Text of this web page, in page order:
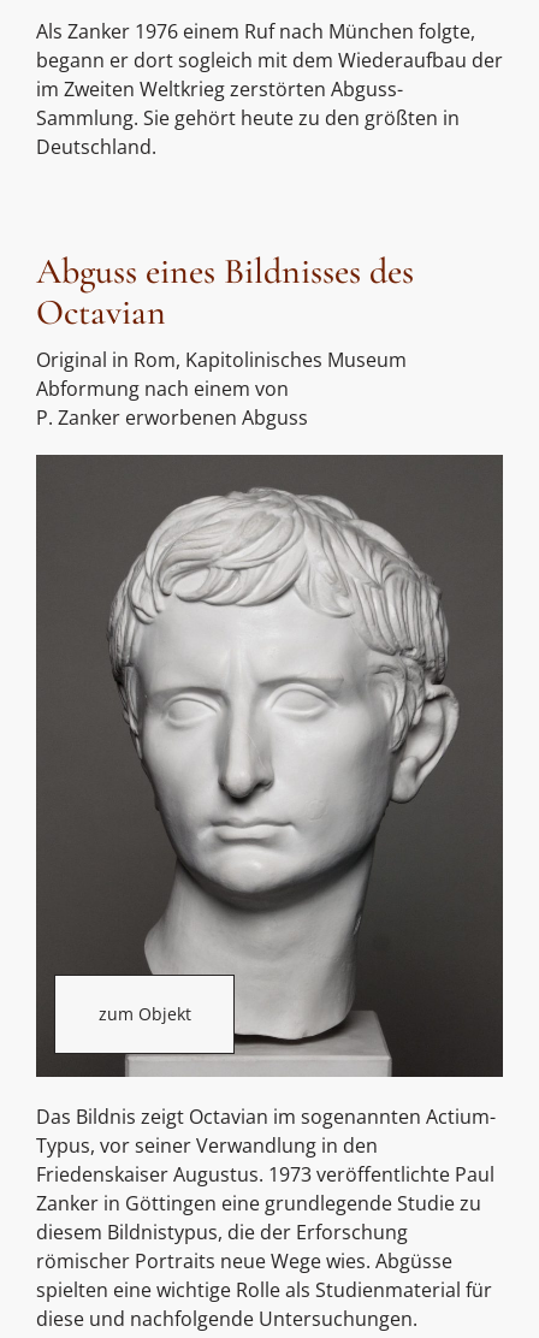
Als Zanker 1976 einem Ruf nach München folgte,
begann er dort sogleich mit dem Wiederaufbau der
im Zweiten Weltkrieg zerstörten Abguss-
Sammlung. Sie gehört heute zu den größten in
Deutschland.
Abguss eines Bildnisses des
Octavian
Original in Rom, Kapitolinisches Museum
Abformung nach einem von
P. Zanker erworbenen Abguss
zum Objekt
Das Bildnis zeigt Octavian im sogenannten Actium-
Typus, vor seiner Verwandlung in den
Friedenskaiser Augustus. 1973 veröffentlichte Paul
Zanker in Göttingen eine grundlegende Studie zu
diesem Bildnistypus, die der Erforschung
römischer Portraits neue Wege wies. Abgüsse
spielten eine wichtige Rolle als Studienmaterial für
diese und nachfolgende Untersuchungen.